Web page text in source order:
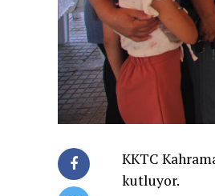
KKTC
kutluyor.